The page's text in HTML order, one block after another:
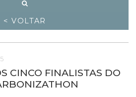
< VOLTAR
CINCO FINALISTAS DO